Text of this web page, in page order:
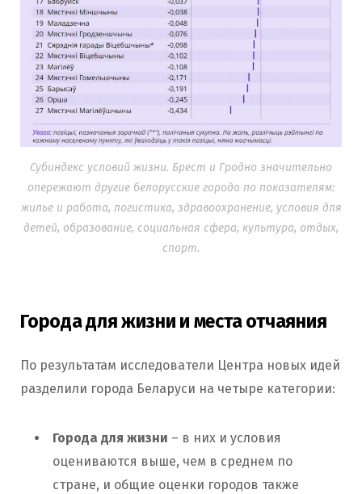
Субиндекс условий жизни. Брест и Гродно значительно
опережают другие белорусские города по показателям:
жилье и работа, логистика, здравоохранение, условия для
детей, образование, социальная сфера, культура, отдых,
спорт.
Города для жизни и места отчаяния
По результатам исследователи Центра новых идей
разделили города Беларуси на четыре категории:
Города для жизни – в них и условия
оцениваются выше, чем в среднем по
стране, и общие оценки городов также